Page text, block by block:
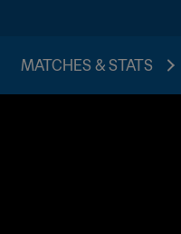
MATCHES & STATS